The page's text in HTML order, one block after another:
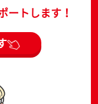
ートします！